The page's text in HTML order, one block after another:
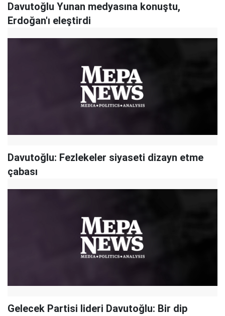
Davutoğlu Yunan medyasına konuştu,
Erdoğan'ı eleştirdi
Davutoğlu: Fezlekeler siyaseti dizayn etme
çabası
Gelecek Partisi lideri Davutoğlu: Bir dip